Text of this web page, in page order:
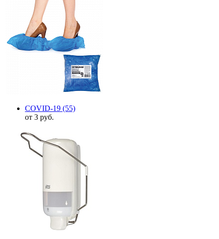
COVID-19 (55)
от 3 руб.